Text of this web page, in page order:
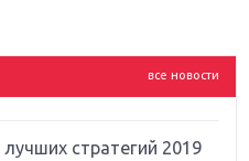
все новости
стратегий 2019